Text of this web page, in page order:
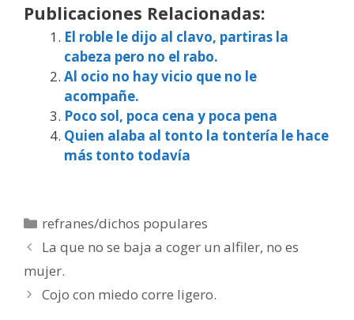
Publicaciones Relacionadas:
El roble le dijo al clavo, partiras la
cabeza pero no el rabo.
Al ocio no hay vicio que no le
acompañe.
Poco sol, poca cena y poca pena
Quien alaba al tonto la tontería le hace
más tonto todavía
Categorías
refranes/dichos populares
La que no se baja a coger un alfiler, no es
mujer.
Cojo con miedo corre ligero.